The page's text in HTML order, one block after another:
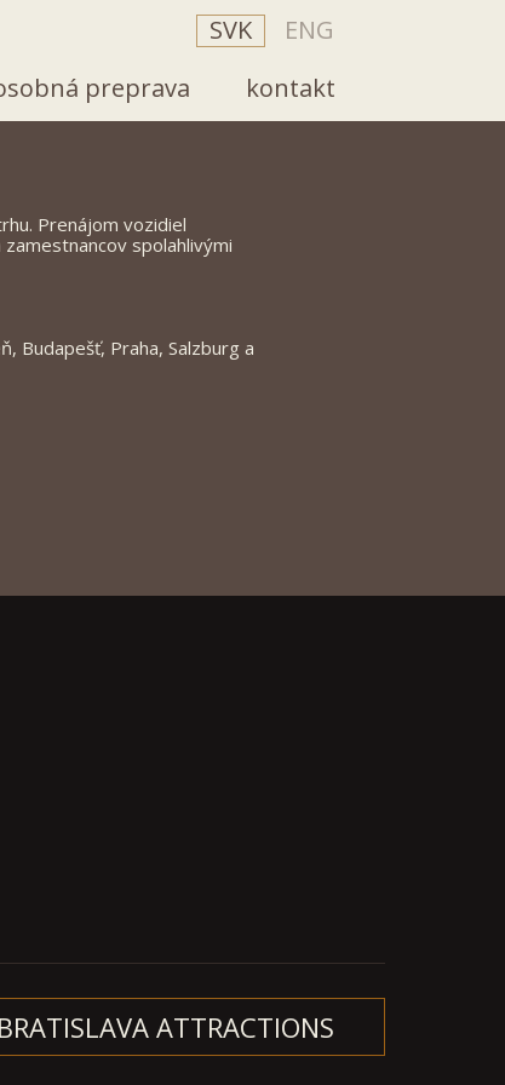
SVK
ENG
preprava kontakt
Prenájom vozidiel
spolahlivými
Budapešť, Praha, Salzburg a
BRATISLAVA ATTRACTIONS